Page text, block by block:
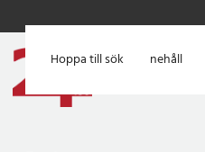
Hoppa till huvudinnehåll
Hoppa till sök